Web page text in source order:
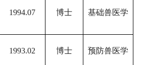
1994.07 博士 基础兽医学
1993.02 博士 预防兽医学